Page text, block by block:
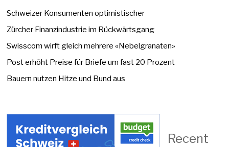
Schweizer Konsumenten optimistischer
Zürcher Finanzindustrie im Rückwärtsgang
Swisscom wirft gleich mehrere «Nebelgranaten»
Post erhöht Preise für Briefe um fast 20 Prozent
Bauern nutzen Hitze und Bund aus
Recent